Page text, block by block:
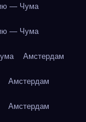
— Чума
— Чума
Амстердам
Амстердам
Амстердам